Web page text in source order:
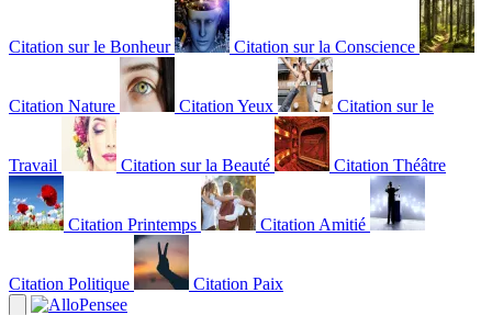
Citation sur le Bonheur Citation sur la Conscience
Citation Nature Citation Yeux Citation sur le
Travail Citation sur la Beauté Citation Théâtre
Citation Printemps Citation Amitié
Citation Politique Citation Paix